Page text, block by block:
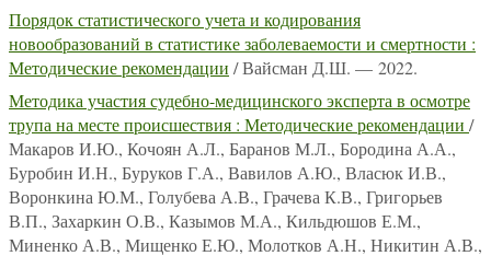
Порядок статистического учета и кодирования
новообразований в статистике заболеваемости и смертности :
Методические рекомендации / Вайсман Д.Ш. — 2022.
Методика участия судебно-медицинского эксперта в осмотре
трупа на месте происшествия : Методические рекомендации /
Макаров И.Ю., Кочоян А.Л., Баранов М.Л., Бородина А.А.,
Буробин И.Н., Буруков Г.А., Вавилов А.Ю., Власюк И.В.,
Воронкина Ю.М., Голубева А.В., Грачева К.В., Григорьев
В.П., Захаркин О.В., Казымов М.А., Кильдюшов Е.М.,
Миненко А.В., Мищенко Е.Ю., Молотков А.Н., Никитин А.В.,